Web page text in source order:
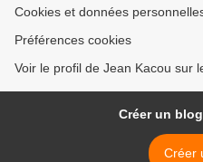
Cookies et données
Préférences cookies
Voir le profil de Jean Kacou sur
Créer un
Créer